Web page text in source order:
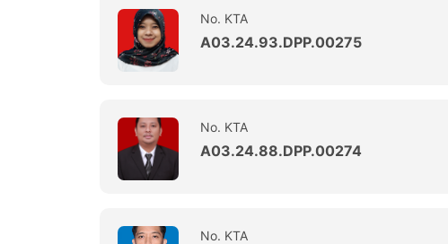
No. KTA
A03.24.93.DPP.00275
No. KTA
A03.24.88.DPP.00274
No. KTA